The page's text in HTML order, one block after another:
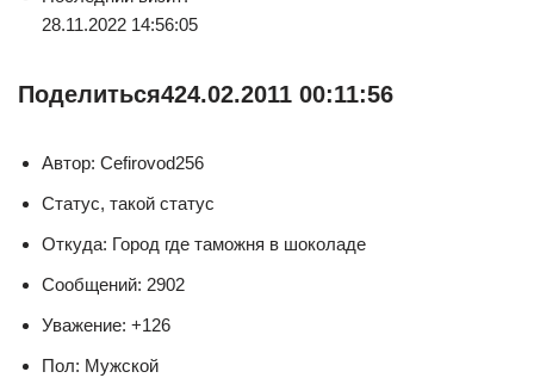
28.11.2022 14:56:05
Поделиться424.02.2011 00:11:56
Автор: Cefirovod256
Статус, такой статус
Откуда: Город где таможня в шоколаде
Сообщений: 2902
Уважение: +126
Пол: Мужской